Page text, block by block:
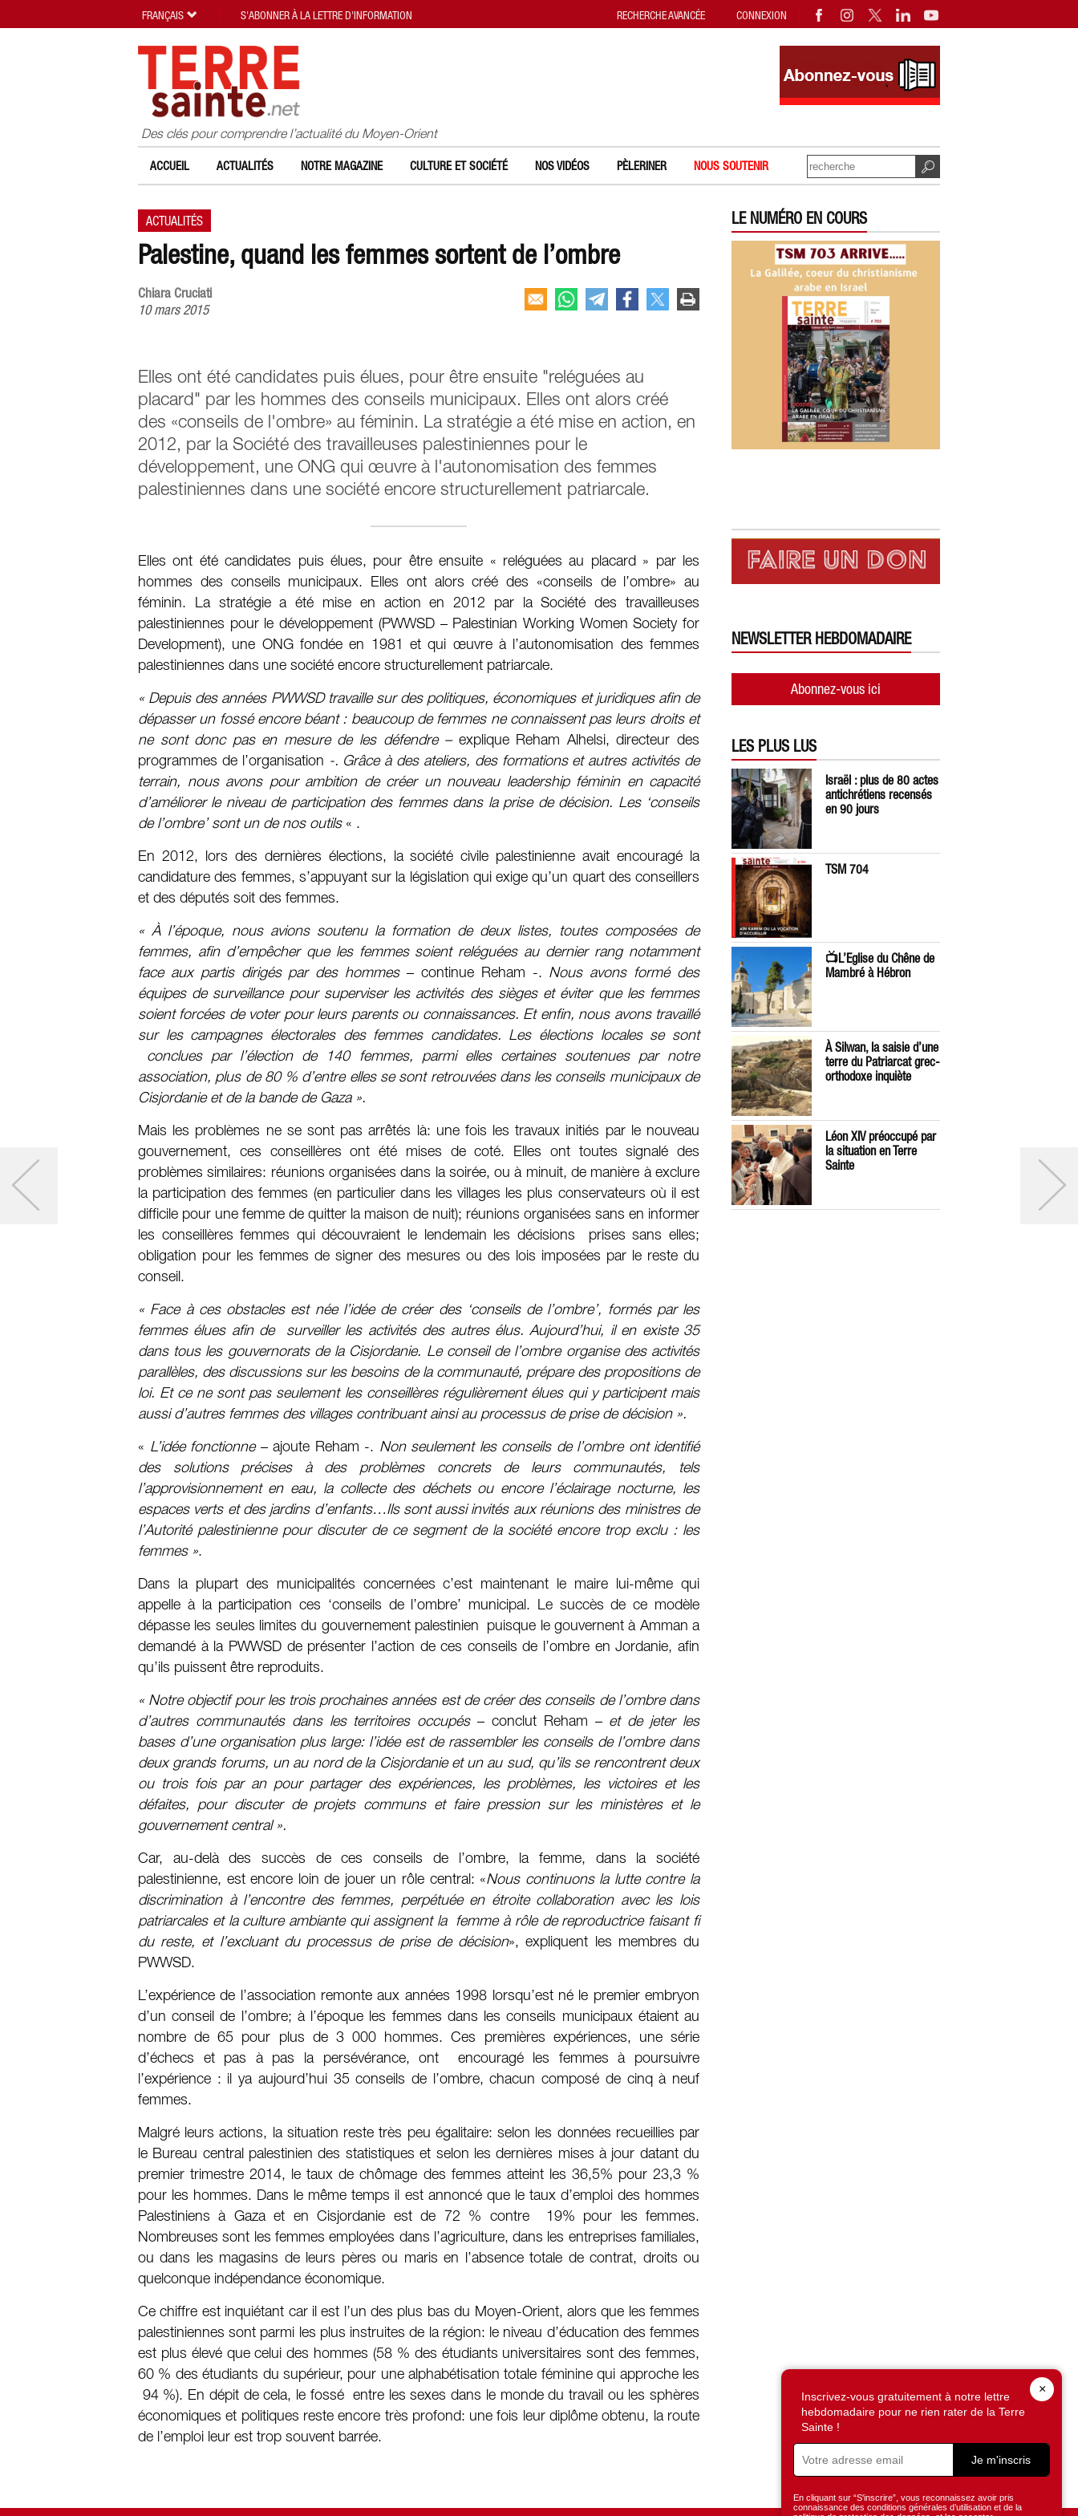
Des clés pour comprendre l’actualité du Moyen-Orient
ACCUEIL ACTUALITÉS NOTRE MAGAZINE CULTURE ET SOCIÉTÉ NOS VIDÉOS PÈLERINER NOUS SOUTENIR
ACTUALITÉS
Palestine, quand les femmes sortent de l’ombre
Chiara Cruciati
10 mars 2015
Elles ont été candidates puis élues, pour être ensuite "reléguées au
placard" par les hommes des conseils municipaux. Elles ont alors créé
des «conseils de l'ombre» au féminin. La stratégie a été mise en action, en
2012, par la Société des travailleuses palestiniennes pour le
développement, une ONG qui œuvre à l'autonomisation des femmes
palestiniennes dans une société encore structurellement patriarcale.
Elles ont été candidates puis élues, pour être ensuite « reléguées au placard » par les
hommes des conseils municipaux. Elles ont alors créé des «conseils de l’ombre» au
féminin. La stratégie a été mise en action en 2012 par la Société des travailleuses
palestiniennes pour le développement (PWWSD – Palestinian Working Women Society for
Development), une ONG fondée en 1981 et qui œuvre à l’autonomisation des femmes
palestiniennes dans une société encore structurellement patriarcale.
« Depuis des années PWWSD travaille sur des politiques, économiques et juridiques afin de
dépasser un fossé encore béant : beaucoup de femmes ne connaissent pas leurs droits et
ne sont donc pas en mesure de les défendre – explique Reham Alhelsi, directeur des
programmes de l’organisation -. Grâce à des ateliers, des formations et autres activités de
terrain, nous avons pour ambition de créer un nouveau leadership féminin en capacité
d’améliorer le niveau de participation des femmes dans la prise de décision. Les ‘conseils
de l’ombre’ sont un de nos outils « .
En 2012, lors des dernières élections, la société civile palestinienne avait encouragé la
candidature des femmes, s’appuyant sur la législation qui exige qu’un quart des conseillers
et des députés soit des femmes.
« À l’époque, nous avions soutenu la formation de deux listes, toutes composées de
femmes, afin d’empêcher que les femmes soient reléguées au dernier rang notamment
face aux partis dirigés par des hommes– continue Reham -. Nous avons formé des
équipes de surveillance pour superviser les activités des sièges et éviter que les femmes
soient forcées de voter pour leurs parents ou connaissances. Et enfin, nous avons travaillé
sur les campagnes électorales des femmes candidates. Les élections locales se sont
conclues par l’élection de 140 femmes, parmi elles certaines soutenues par notre
association, plus de 80 % d’entre elles se sont retrouvées dans les conseils municipaux de
Cisjordanie et de la bande de Gaza ».
Mais les problèmes ne se sont pas arrêtés là: une fois les travaux initiés par le nouveau
gouvernement, ces conseillères ont été mises de coté. Elles ont toutes signalé des
problèmes similaires: réunions organisées dans la soirée, ou à minuit, de manière à exclure
la participation des femmes (en particulier dans les villages les plus conservateurs où il est
difficile pour une femme de quitter la maison de nuit); réunions organisées sans en informer
les conseillères femmes qui découvraient le lendemain les décisions prises sans elles;
obligation pour les femmes de signer des mesures ou des lois imposées par le reste du
conseil.
« Face à ces obstacles est née l’idée de créer des ‘conseils de l’ombre’, formés par les
femmes élues afin de surveiller les activités des autres élus. Aujourd’hui, il en existe 35
dans tous les gouvernorats de la Cisjordanie. Le conseil de l’ombre organise des activités
parallèles, des discussions sur les besoins de la communauté, prépare des propositions de
loi. Et ce ne sont pas seulement les conseillères régulièrement élues qui y participent mais
aussi d’autres femmes des villages contribuant ainsi au processus de prise de décision ».
« L’idée fonctionne– ajoute Reham -. Non seulement les conseils de l’ombre ont identifié
des solutions précises à des problèmes concrets de leurs communautés, tels
l’approvisionnement en eau, la collecte des déchets ou encore l’éclairage nocturne, les
espaces verts et des jardins d’enfants…Ils sont aussi invités aux réunions des ministres de
l’Autorité palestinienne pour discuter de ce segment de la société encore trop exclu : les
femmes ».
Dans la plupart des municipalités concernées c’est maintenant le maire lui-même qui
appelle à la participation ces ‘conseils de l’ombre’ municipal. Le succès de ce modèle
dépasse les seules limites du gouvernement palestinien puisque le gouvernent à Amman a
demandé à la PWWSD de présenter l’action de ces conseils de l’ombre en Jordanie, afin
qu’ils puissent être reproduits.
« Notre objectif pour les trois prochaines années est de créer des conseils de l’ombre dans
d’autres communautés dans les territoires occupés– conclut Reham – et de jeter les
bases d’une organisation plus large: l’idée est de rassembler les conseils de l’ombre dans
deux grands forums, un au nord de la Cisjordanie et un au sud, qu’ils se rencontrent deux
ou trois fois par an pour partager des expériences, les problèmes, les victoires et les
défaites, pour discuter de projets communs et faire pression sur les ministères et le
gouvernement central ».
Car, au-delà des succès de ces conseils de l’ombre, la femme, dans la société
palestinienne, est encore loin de jouer un rôle central: «Nous continuons la lutte contre la
discrimination à l’encontre des femmes, perpétuée en étroite collaboration avec les lois
patriarcales et la culture ambiante qui assignent la femme à rôle de reproductrice faisant fi
du reste, et l’excluant du processus de prise de décision», expliquent les membres du
PWWSD.
L’expérience de l’association remonte aux années 1998 lorsqu’est né le premier embryon
d’un conseil de l’ombre; à l’époque les femmes dans les conseils municipaux étaient au
nombre de 65 pour plus de 3 000 hommes. Ces premières expériences, une série
d’échecs et pas à pas la persévérance, ont encouragé les femmes à poursuivre
l’expérience : il ya aujourd’hui 35 conseils de l’ombre, chacun composé de cinq à neuf
femmes.
Malgré leurs actions, la situation reste très peu égalitaire: selon les données recueillies par
le Bureau central palestinien des statistiques et selon les dernières mises à jour datant du
premier trimestre 2014, le taux de chômage des femmes atteint les 36,5% pour 23,3 %
pour les hommes. Dans le même temps il est annoncé que le taux d’emploi des hommes
Palestiniens à Gaza et en Cisjordanie est de 72 % contre 19% pour les femmes.
Nombreuses sont les femmes employées dans l’agriculture, dans les entreprises familiales,
ou dans les magasins de leurs pères ou maris en l’absence totale de contrat, droits ou
quelconque indépendance économique.
Ce chiffre est inquiétant car il est l’un des plus bas du Moyen-Orient, alors que les femmes
palestiniennes sont parmi les plus instruites de la région: le niveau d’éducation des femmes
est plus élevé que celui des hommes (58 % des étudiants universitaires sont des femmes,
60 % des étudiants du supérieur, pour une alphabétisation totale féminine qui approche les
94 %). En dépit de cela, le fossé entre les sexes dans le monde du travail ou les sphères
économiques et politiques reste encore très profond: une fois leur diplôme obtenu, la route
de l’emploi leur est trop souvent barrée.
LE NUMÉRO EN COURS
NEWSLETTER HEBDOMADAIRE
Abonnez-vous ici
LES PLUS LUS
Israël : plus de 80 actes
antichrétiens recensés
en 90 jours
TSM 704
📺L’Eglise du Chêne de
Mambré à Hébron
À Silwan, la saisie d’une
terre du Patriarcat grec-
orthodoxe inquiète
Léon XIV préoccupé par
la situation en Terre
Sainte
×
Inscrivez-vous gratuitement à notre lettre
hebdomadaire pour ne rien rater de la Terre
Sainte !
Je m'inscris
En cliquant sur “S'inscrire”, vous reconnaissez avoir pris
connaissance des conditions générales d’utilisation et de la
RECHERCHE AVANCÉE CONNEXION
FRANÇAIS S'ABONNER À LA LETTRE D'INFORMATION